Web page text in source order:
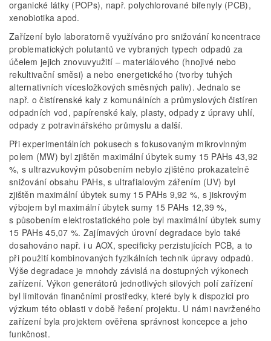
organické látky (POPs), např. polychlorované bifenyly (PCB),
xenobiotika apod.
Zařízení bylo laboratorně využíváno pro snižování koncentrace
problematických polutantů ve vybraných typech odpadů za
účelem jejich znovuvyužití – materiálového (hnojivé nebo
rekultivační směsi) a nebo energetického (tvorby tuhých
alternativních vícesložkových směsných paliv). Jednalo se
např. o čistírenské kaly z komunálních a průmyslových čis­tíren
odpadních vod, papírenské kaly, plasty, odpady z úpravy uhlí,
odpady z potravinářského průmyslu a další.
Při experimentálních pokusech s fokusovaným mikrovlnným
polem (MW) byl zjištěn maximální úbytek sumy 15 PAHs 43,92
%, s ultrazvukovým působením nebylo zjištěno prokazatelně
snižování obsahu PAHs, s ultrafialovým zářením (UV) byl
zjištěn maximální úbytek sumy 15 PAHs 9,92 %, s jiskrovým
výbojem byl maximální úbytek sumy 15 PAHs 12,39 %,
s působením elektrostatického pole byl maximální úbytek sumy
15 PAHs 45,07 %. Zajímavých úrovní degradace bylo také
dosahováno např. i u AOX, specificky perzistujících PCB, a to
při použití kombinovaných fyzikálních technik úpravy odpadů.
Výše degradace je mnohdy závislá na dostupných výkonech
zařízení. Výkon generátorů jednotlivých silových polí zařízení
byl limitován finančními prostředky, které byly k dispozici pro
výzkum této oblasti v době řešení projektu. U námi navrženého
zařízení byla projektem ověřena správnost koncepce a jeho
funkčnost.